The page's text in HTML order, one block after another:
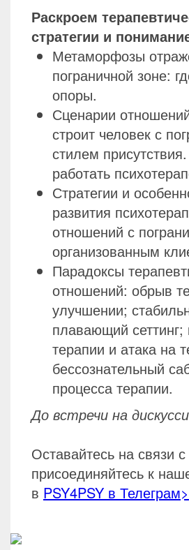
Раскроем
стратегии и
Метаморфозы
пограничной зоне:
опоры.
Сценарии
строит человек с
стилем
работать
Стратегии и
развития
отношений с
организованным
Парадоксы
отношений: обрыв
улучшении;
плавающий
терапии и атака на
бессознательный
процесса терапии.
До встречи на
Оставайтесь на связи
присоединяйтесь к
в PSY4PSY в